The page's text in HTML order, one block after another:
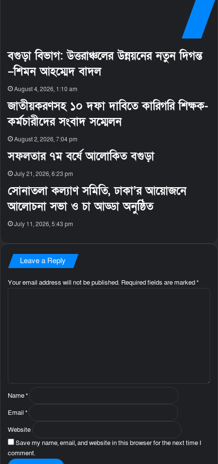
বগুড়া বিভাগ: উত্তরাঞ্চলের উন্নয়নের নতুন দিগন্ত
–শিমন আহম্মেদ বাদল
August 4, 2026, 1:10 am
জাতীয়করণসহ ১০ দফা দাবিতে কারিগরি শিক্ষক-
কর্মচারীদের সংবাদ সম্মেলন
August 2, 2026, 7:04 pm
সফলতার ৭ম বর্ষে আলোকিত বগুড়া
July 21, 2026, 6:23 pm
সোনাতলা কল্যাণ সমিতি, ঢাকা’র আয়োজনে
আলোচনা সভা ও চা আড্ডা অনুষ্ঠিত
July 11, 2026, 5:43 pm
Leave a Reply
Your email address will not be published. Required fields are marked*
Name*
Email *
Website
Save my name, email, and website in this browser for the next time I
comment.